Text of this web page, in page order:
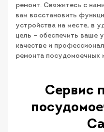
ремонт. Свяжитесь с
вам восстановить
устройства на месте, в
цель – обеспечить ваше
качестве и
ремонта посудомоечных
Сервис